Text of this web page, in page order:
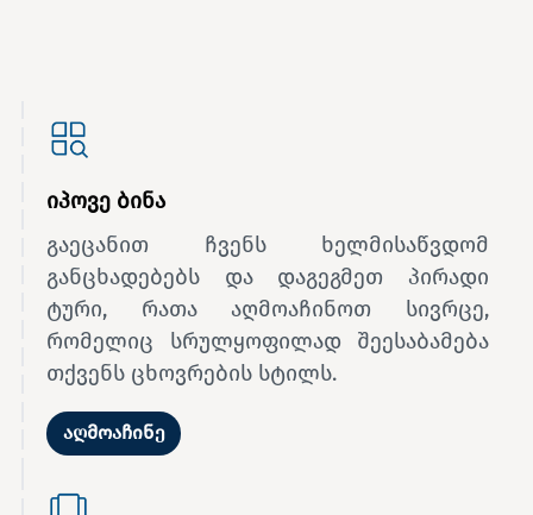
იპოვე ბინა
გაეცანით ჩვენს ხელმისაწვდომ
განცხადებებს და დაგეგმეთ პირადი
ტური, რათა აღმოაჩინოთ სივრცე,
რომელიც სრულყოფილად შეესაბამება
თქვენს ცხოვრების სტილს.
აღმოაჩინე